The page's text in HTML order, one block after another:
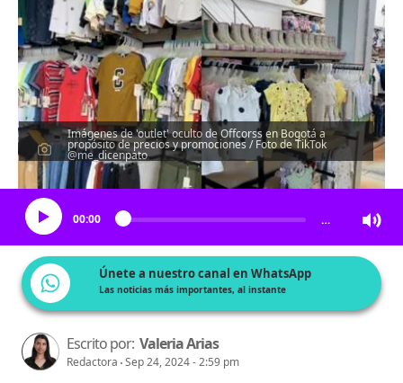
Imágenes de 'outlet' oculto de Offcorss en Bogotá a
propósito de precios y promociones / Foto de TikTok
@me_dicenpato
Escucha el artículo
00:00 …
Únete a nuestro canal en WhatsApp
Las noticias más importantes, al instante
Escrito por: Valeria Arias
Redactora Sep 24, 2024 - 2:59 pm